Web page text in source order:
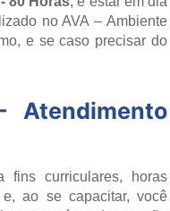
no AVA – Ambiente
e se caso precisar do
Atendimento
fins curriculares, horas
ao se capacitar, você